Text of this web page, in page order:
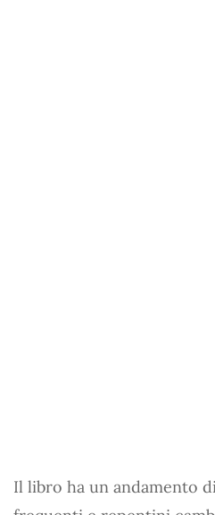
Il libro ha un andamento